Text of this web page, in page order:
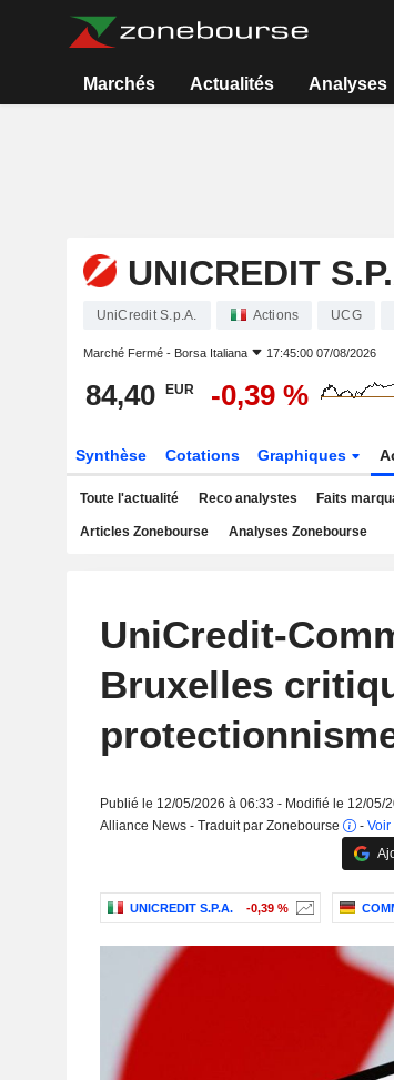
Marchés Actualités Analyses
UNICREDIT
UniCredit S.p.A. Actions UCG
Marché Fermé - Borsa Italiana 17:45:00 07/08/2026
84,40 EUR -0,39 %
Synthèse Cotations Graphiques
Toute l'actualité Reco analystes Faits
Articles Zonebourse Analyses Zonebourse
UniCredit-
Bruxelles
Publié le 12/05/2026 à 06:33 - Modifié le 12/05/
Alliance News - Traduit par Zonebourse
- Voir
UNICREDIT S.P.A. -0,39 %